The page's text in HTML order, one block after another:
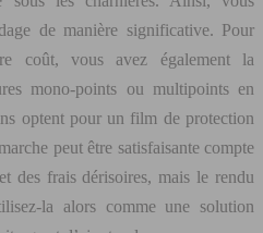
de manière significative. Pour
coût, vous avez également la
mono-points ou multipoints en
optent pour un film de protection
peut être satisfaisante compte
des frais dérisoires, mais le rendu
la alors comme une solution